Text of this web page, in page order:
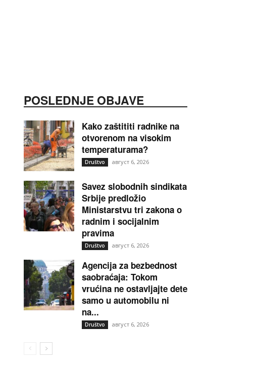
POSLEDNJE OBJAVE
Kako zaštititi radnike na
otvorenom na visokim
temperaturama?
Društvo август 6, 2026
Savez slobodnih sindikata
Srbije predložio
Ministarstvu tri zakona o
radnim i socijalnim
pravima
Društvo август 6, 2026
Agencija za bezbednost
saobraćaja: Tokom
vrućina ne ostavljajte dete
samo u automobilu ni
na...
Društvo август 6, 2026